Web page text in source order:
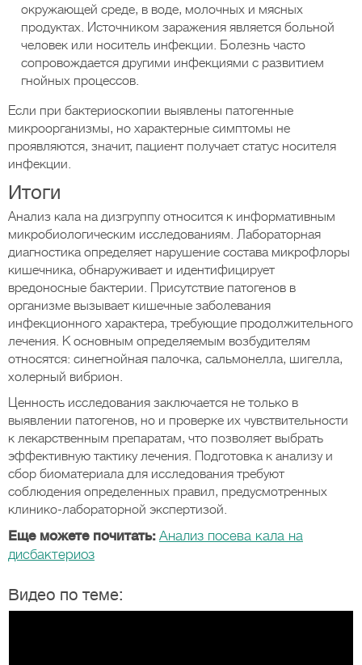
окружающей среде, в воде, молочных и мясных
продуктах. Источником заражения является больной
человек или носитель инфекции. Болезнь часто
сопровождается другими инфекциями с развитием
гнойных процессов.
Если при бактериоскопии выявлены патогенные
микроорганизмы, но характерные симптомы не
проявляются, значит, пациент получает статус носителя
инфекции.
Итоги
Анализ кала на дизгруппу относится к информативным
микробиологическим исследованиям. Лабораторная
диагностика определяет нарушение состава микрофлоры
кишечника, обнаруживает и идентифицирует
вредоносные бактерии. Присутствие патогенов в
организме вызывает кишечные заболевания
инфекционного характера, требующие продолжительного
лечения. К основным определяемым возбудителям
относятся: синегнойная палочка, сальмонелла, шигелла,
холерный вибрион.
Ценность исследования заключается не только в
выявлении патогенов, но и проверке их чувствительности
к лекарственным препаратам, что позволяет выбрать
эффективную тактику лечения. Подготовка к анализу и
сбор биоматериала для исследования требуют
соблюдения определенных правил, предусмотренных
клинико-лабораторной экспертизой.
Еще можете почитать: Анализ посева кала на
дисбактериоз
Видео по теме: